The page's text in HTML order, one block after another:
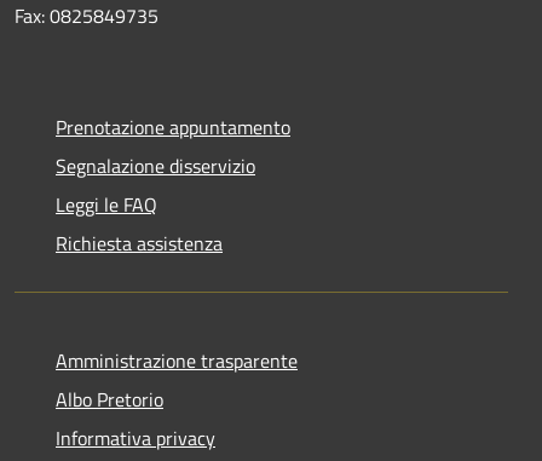
Fax: 0825849735
Prenotazione appuntamento
Segnalazione disservizio
Leggi le FAQ
Richiesta assistenza
Amministrazione trasparente
Albo Pretorio
Informativa privacy